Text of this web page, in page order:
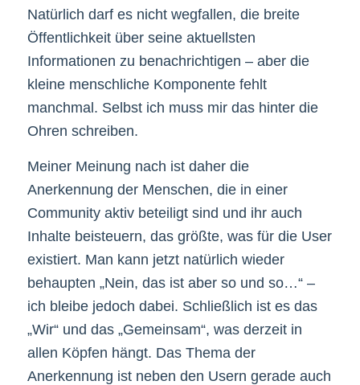
Natürlich darf es nicht wegfallen, die breite
Öffentlichkeit über seine aktuellsten
Informationen zu benachrichtigen – aber die
kleine menschliche Komponente fehlt
manchmal. Selbst ich muss mir das hinter die
Ohren schreiben.
Meiner Meinung nach ist daher die
Anerkennung der Menschen, die in einer
Community aktiv beteiligt sind und ihr auch
Inhalte beisteuern, das größte, was für die User
existiert. Man kann jetzt natürlich wieder
behaupten „Nein, das ist aber so und so…“ –
ich bleibe jedoch dabei. Schließlich ist es das
„Wir“ und das „Gemeinsam“, was derzeit in
allen Köpfen hängt. Das Thema der
Anerkennung ist neben den Usern gerade auch